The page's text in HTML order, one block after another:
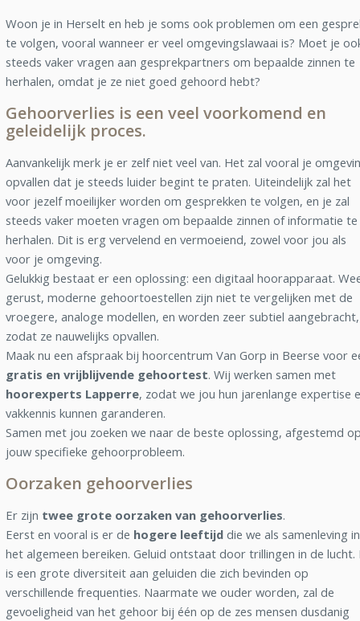
Woon je in Herselt en heb je soms ook problemen om een
te volgen, vooral wanneer er veel omgevingslawaai is? Moet je
steeds vaker vragen aan gesprekpartners om bepaalde zinnen te
herhalen, omdat je ze niet goed gehoord hebt?
Gehoorverlies is een veel voorkomend en
geleidelijk proces.
Aanvankelijk merk je er zelf niet veel van. Het zal vooral je
opvallen dat je steeds luider begint te praten. Uiteindelijk zal het
voor jezelf moeilijker worden om gesprekken te volgen, en je zal
steeds vaker moeten vragen om bepaalde zinnen of informatie te
herhalen. Dit is erg vervelend en vermoeiend, zowel voor jou als
voor je omgeving.
Gelukkig bestaat er een oplossing: een digitaal hoorapparaat.
gerust, moderne gehoortoestellen zijn niet te vergelijken met de
vroegere, analoge modellen, en worden zeer subtiel aangebracht,
zodat ze nauwelijks opvallen.
Maak nu een afspraak bij hoorcentrum Van Gorp in Beerse voor
gratis en vrijblijvende gehoortest. Wij werken samen met
hoorexperts Lapperre, zodat we jou hun jarenlange expertise
vakkennis kunnen garanderen.
Samen met jou zoeken we naar de beste oplossing, afgestemd
jouw specifieke gehoorprobleem.
Oorzaken gehoorverlies
Er zijn twee grote oorzaken van gehoorverlies.
Eerst en vooral is er de hogere leeftijd die we als samenleving in
het algemeen bereiken. Geluid ontstaat door trillingen in de lucht.
is een grote diversiteit aan geluiden die zich bevinden op
verschillende frequenties. Naarmate we ouder worden, zal de
gevoeligheid van het gehoor bij één op de zes mensen dusdanig